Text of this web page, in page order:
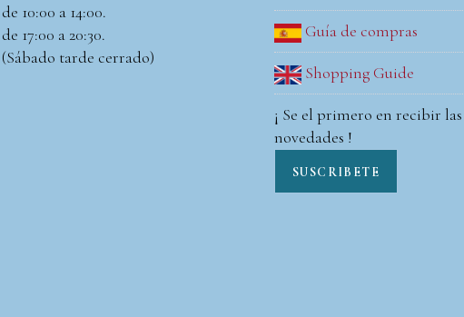
de 10:00 a 14:00.
de 17:00 a 20:30.
(Sábado tarde cerrado)
Guía de compras
Shopping Guide
¡ Se el primero en recibir las
novedades !
SUSCRIBETE